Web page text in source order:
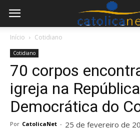
Início Cotidiano
Cotidiano
70 corpos
igreja na República
Democrática do
Por CatolicaNet - 25 de fevereiro de